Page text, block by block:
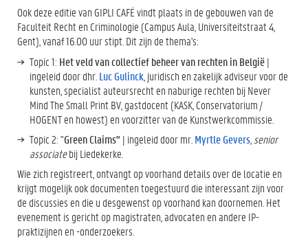
Ook deze editie van GIPLI CAFÉ vindt plaats in de gebouwen van de
Faculteit Recht en Criminologie (Campus Aula, Universiteitstraat 4,
Gent), vanaf 16.00 uur stipt. Dit zijn de thema's:
Topic 1: Het veld van collectief beheer van rechten in België|
ingeleid door dhr. Luc Gulinck , juridisch en zakelijk adviseur voor de
kunsten, specialist auteursrecht en naburige rechten bij Never
Mind The Small Print BV, gastdocent (KASK, Conservatorium /
HOGENT en howest) en voorzitter van de Kunstwerkcommissie.
Topic 2: "Green Claims" | ingeleid door mr. Myrtle Gevers senior
associatebij Liedekerke.
Wie zich registreert, ontvangt op voorhand details over de locatie en
krijgt mogelijk ook documenten toegestuurd die interessant zijn voor
de discussies en die u desgewenst op voorhand kan doornemen. Het
evenement is gericht op magistraten, advocaten en andere IP-
praktizijnen en -onderzoekers.